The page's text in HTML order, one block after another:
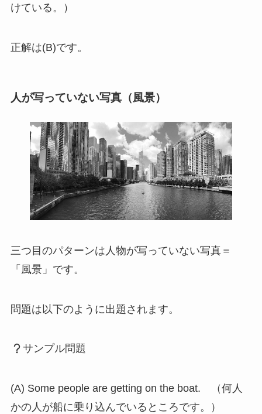
けている。）
正解は(B)です。
人が写っていない写真（風景）
三つ目のパターンは人物が写っていない写真＝
「風景」です。
問題は以下のように出題されます。
サンプル問題
(A) Some people are getting on the boat. （何人
かの人が船に乗り込んでいるところです。）